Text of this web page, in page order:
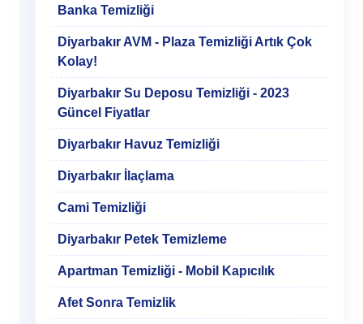
Banka Temizliği
Diyarbakır AVM - Plaza Temizliği Artık Çok
Kolay!
Diyarbakır Su Deposu Temizliği - 2023
Güncel Fiyatlar
Diyarbakır Havuz Temizliği
Diyarbakır İlaçlama
Cami Temizliği
Diyarbakır Petek Temizleme
Apartman Temizliği - Mobil Kapıcılık
Afet Sonra Temizlik